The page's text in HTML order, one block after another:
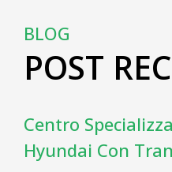
BLOG
POST
Centro
Hyundai Con